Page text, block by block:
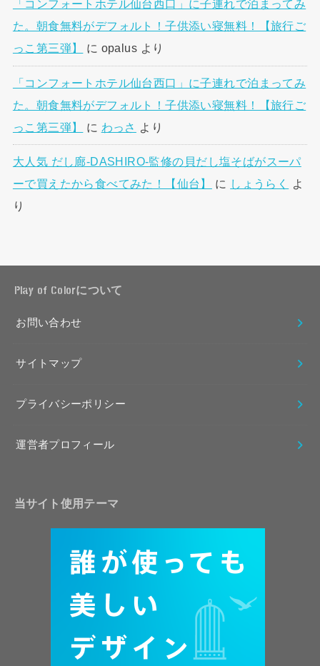
「コンフォートホテル仙台西口」に子連れで泊まってみ
た。朝食無料がデフォルト！子供添い寝無料！【旅行ご
っこ第三弾】
に opalus より
「コンフォートホテル仙台西口」に子連れで泊まってみ
た。朝食無料がデフォルト！子供添い寝無料！【旅行ご
っこ第三弾】
に わっさ より
大人気 だし廊-DASHIRO-監修の貝だし塩そばがスーパ
ーで買えたから食べてみた！【仙台】
に しょうらく
よ
り
Play of Colorについて
お問い合わせ
サイトマップ
プライバシーポリシー
運営者プロフィール
当サイト使用テーマ